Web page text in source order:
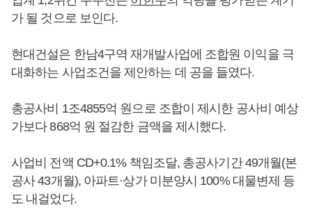
가 될 것으로 보인다.
현대건설은 한남4구역 재개발사업에 조합원 이익을 극
대화하는 사업조건을 제안하는 데 공을 들였다.
총공사비 1조4855억 원으로 조합이 제시한 공사비 예상
가보다 868억 원 절감한 금액을 제시했다.
사업비 전액 CD+0.1% 책임조달, 총공사기간 49개월(본
공사 43개월), 아파트·상가 미분양시 100% 대물변제 등
도 내걸었다.